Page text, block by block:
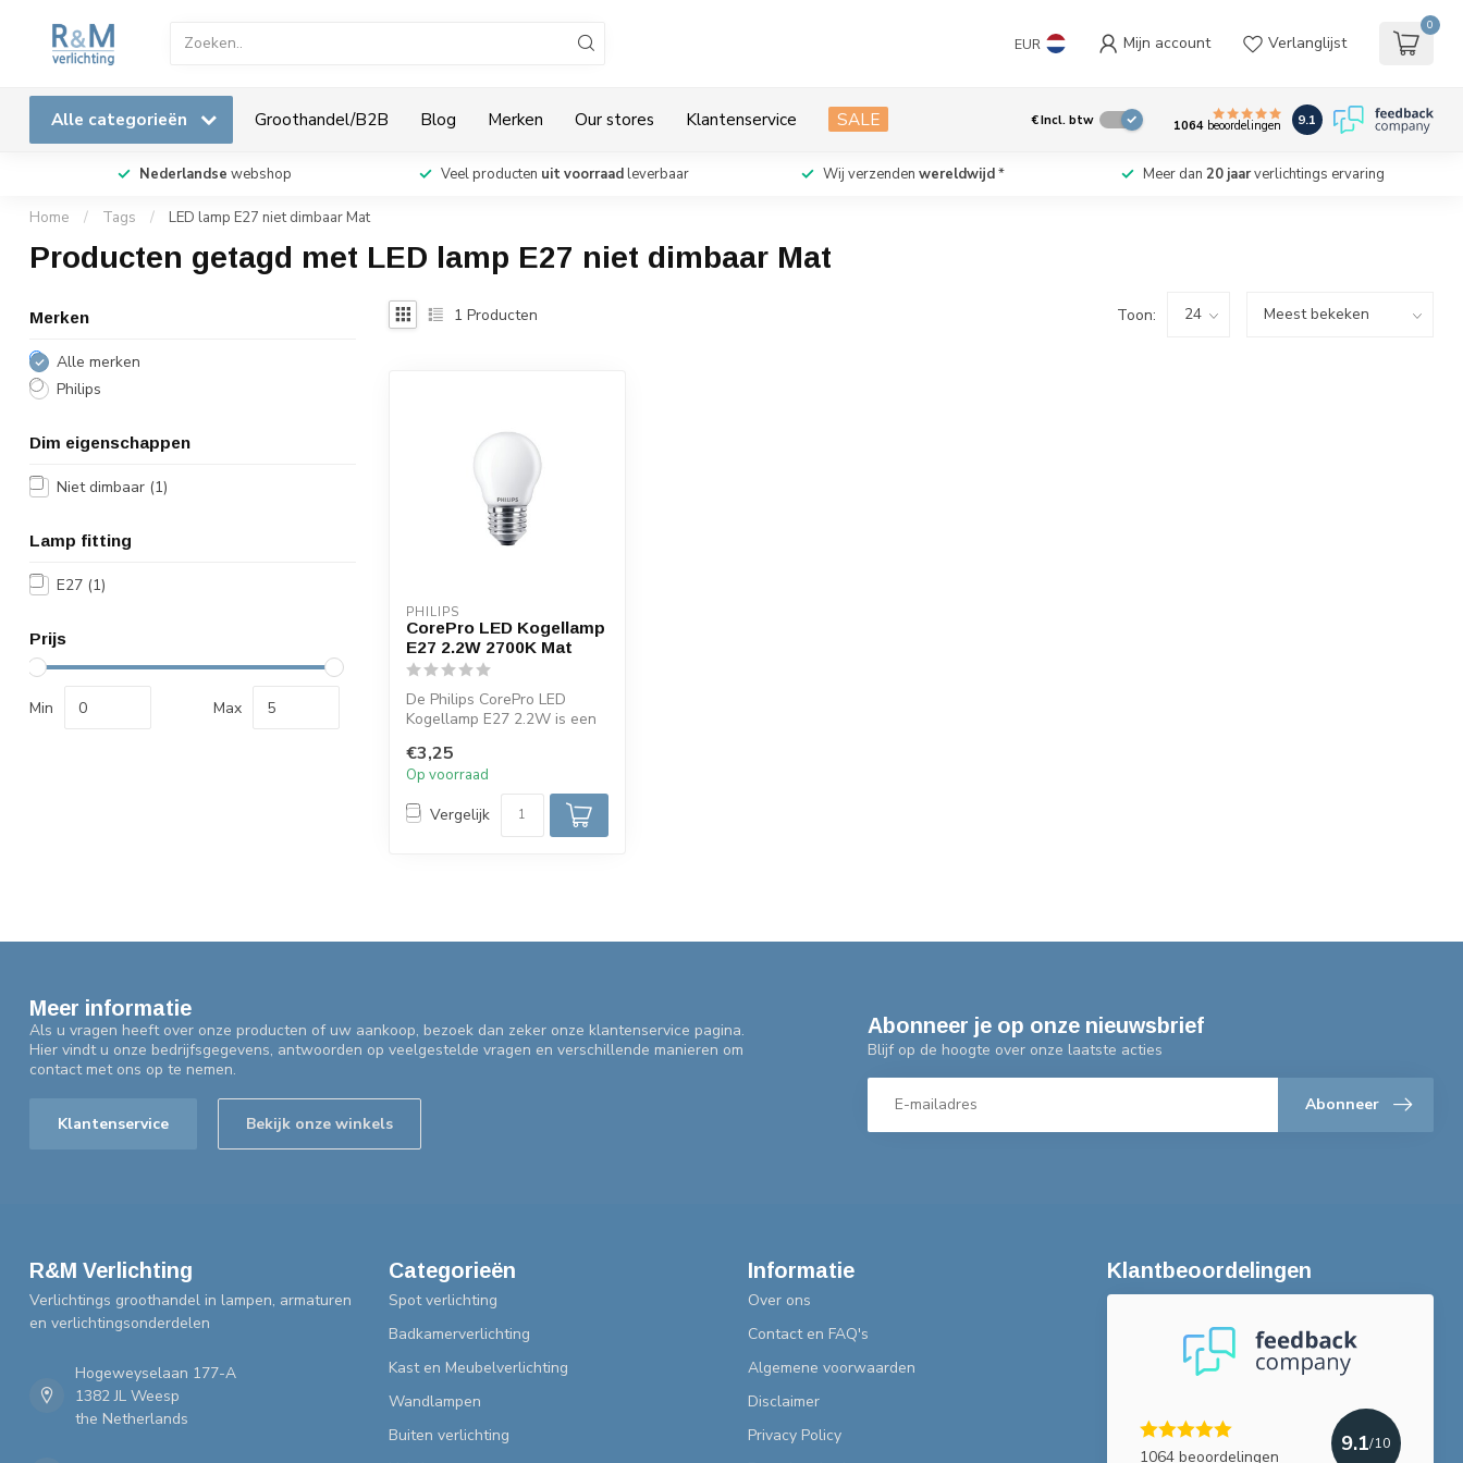
EUR Mijn account Verlanglijst
0
Alle categorieën Groothandel/B2B Blog Merken Our stores Klantenservice SALE €Incl. btw 1064beoordelingen 9.1
Nederlandse webshop Veel producten uit voorraadleverbaar Wij verzenden wereldwijd* Meer dan 20 jaarverlichtings ervaring
Home / Tags / LED lamp E27 niet dimbaar Mat
Producten getagd met LED lamp E27 niet dimbaar Mat
Merken
Alle merken
Philips
Dim eigenschappen
Niet dimbaar (1)
Lamp fitting
E27 (1)
Prijs
Min Max
1 Producten Toon:
PHILIPS
CorePro LED Kogellamp
E27 2.2W 2700K Mat
De Philips CorePro LED
Kogellamp E27 2.2W is een
voor 2...
€3,25
Op voorraad
Vergelijk
Meer informatie
Als u vragen heeft over onze producten of uw aankoop, bezoek dan zeker onze klantenservice pagina.
Hier vindt u onze bedrijfsgegevens, antwoorden op veelgestelde vragen en verschillende manieren om
contact met ons op te nemen.
Klantenservice Bekijk onze winkels
Abonneer je op onze nieuwsbrief
Blijf op de hoogte over onze laatste acties
Abonneer
R&M Verlichting
Verlichtings groothandel in lampen, armaturen
en verlichtingsonderdelen
Hogeweyselaan 177-A
1382 JL Weesp
the Netherlands
Categorieën
Spot verlichting
Badkamerverlichting
Kast en Meubelverlichting
Wandlampen
Buiten verlichting
Informatie
Over ons
Contact en FAQ's
Algemene voorwaarden
Disclaimer
Privacy Policy
Klantbeoordelingen
1064 beoordelingen
9.1/10